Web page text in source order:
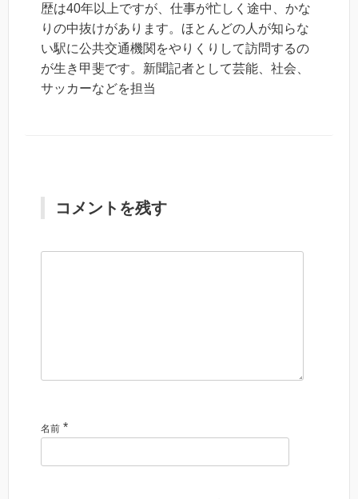
歴は40年以上ですが、仕事が忙しく途中、かな
りの中抜けがあります。ほとんどの人が知らな
い駅に公共交通機関をやりくりして訪問するの
が生き甲斐です。新聞記者として芸能、社会、
サッカーなどを担当
コメントを残す
名前 *